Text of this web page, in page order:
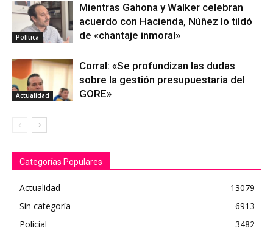
Política
Mientras Gahona y Walker celebran
acuerdo con Hacienda, Núñez lo tildó
de «chantaje inmoral»
Actualidad
Corral: «Se profundizan las dudas
sobre la gestión presupuestaria del
GORE»
Categorías Populares
Actualidad
13079
Sin categoría
6913
Policial
3482